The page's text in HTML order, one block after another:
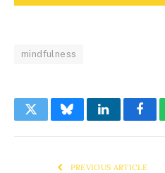
mindfulness
TwitterBlueskyLinkedIn
PREVIOUS ARTICLE